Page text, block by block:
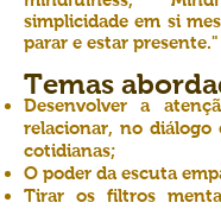
simplicidade em si
parar e estar presente."
Temas
Desenvolver a
relacionar, no diálogo
cotidianas;
O poder da escuta
Tirar os filtros